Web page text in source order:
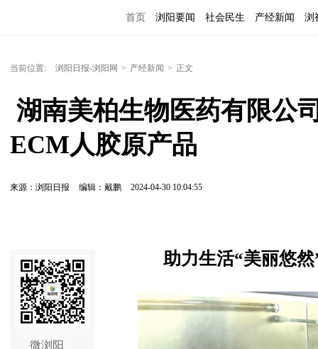
首页 浏阳要闻 社会民生 产经新闻 浏
当前位置: 浏阳日报-浏阳网 > 产经新闻 > 正文
ECM人胶原产品
来源：浏阳日报 编辑：戴鹏 2024-04-30 10:04:55
微浏阳
助力生活“美丽悠